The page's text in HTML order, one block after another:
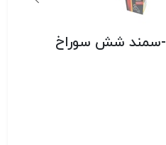
سوزن انژکتور پژو 405-سمند شش سوراخ